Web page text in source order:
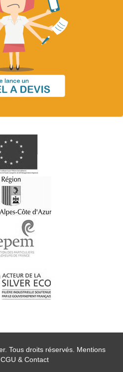
Tous droits réservés. Mentions
& Contact